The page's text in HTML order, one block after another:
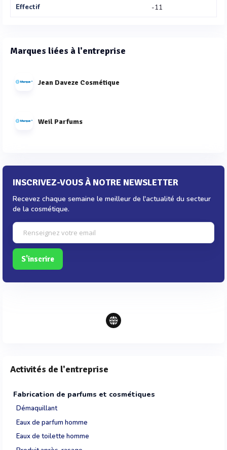
Effectif
-11
Marques liées à l'entreprise
Jean Daveze Cosmétique
Weil Parfums
INSCRIVEZ-VOUS À NOTRE NEWSLETTER
Recevez chaque semaine le meilleur de l'actualité du secteur
de la cosmétique.
S'inscrire
Activités de l'entreprise
Fabrication de parfums et cosmétiques
Démaquillant
Eaux de parfum homme
Eaux de toilette homme